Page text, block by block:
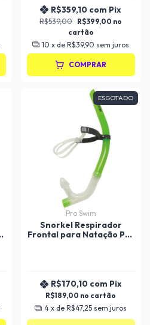
R$539,00 R$399,00
R$359,10 com Pix
10 x deR$39,90 sem juros
COMPRAR
ESGOTADO
Pro Swim
Snorkel Respirador
Frontal para Natação Pro
R$189,00
R$170,10 com Pix
4 x deR$47,25 sem juros